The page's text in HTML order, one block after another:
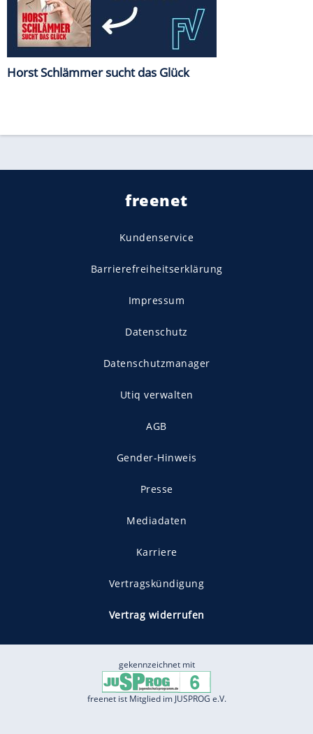
Horst Schlämmer sucht das Glück
freenet
Kundenservice
Barrierefreiheitserklärung
Impressum
Datenschutz
Datenschutzmanager
Utiq verwalten
AGB
Gender-Hinweis
Presse
Mediadaten
Karriere
Vertragskündigung
Vertrag widerrufen
gekennzeichnet mit
freenet ist Mitglied im JUSPROG e.V.